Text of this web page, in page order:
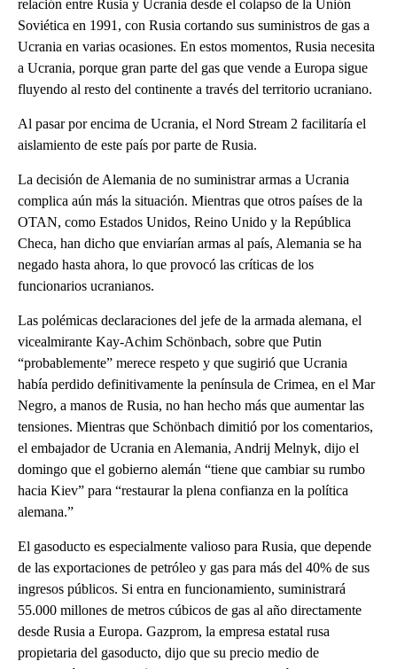
relación entre Rusia y Ucrania desde el colapso de la Unión
Soviética en 1991, con Rusia cortando sus suministros de gas a
Ucrania en varias ocasiones. En estos momentos, Rusia necesita
a Ucrania, porque gran parte del gas que vende a Europa sigue
fluyendo al resto del continente a través del territorio ucraniano.
Al pasar por encima de Ucrania, el Nord Stream 2 facilitaría el
aislamiento de este país por parte de Rusia.
La decisión de Alemania de no suministrar armas a Ucrania
complica aún más la situación. Mientras que otros países de la
OTAN, como Estados Unidos, Reino Unido y la República
Checa, han dicho que enviarían armas al país, Alemania se ha
negado hasta ahora, lo que provocó las críticas de los
funcionarios ucranianos.
Las polémicas declaraciones del jefe de la armada alemana, el
vicealmirante Kay-Achim Schönbach, sobre que Putin
“probablemente” merece respeto y que sugirió que Ucrania
había perdido definitivamente la península de Crimea, en el Mar
Negro, a manos de Rusia, no han hecho más que aumentar las
tensiones. Mientras que Schönbach dimitió por los comentarios,
el embajador de Ucrania en Alemania, Andrij Melnyk, dijo el
domingo que el gobierno alemán “tiene que cambiar su rumbo
hacia Kiev” para “restaurar la plena confianza en la política
alemana.”
El gasoducto es especialmente valioso para Rusia, que depende
de las exportaciones de petróleo y gas para más del 40% de sus
ingresos públicos. Si entra en funcionamiento, suministrará
55.000 millones de metros cúbicos de gas al año directamente
desde Rusia a Europa. Gazprom, la empresa estatal rusa
propietaria del gasoducto, dijo que su precio medio de